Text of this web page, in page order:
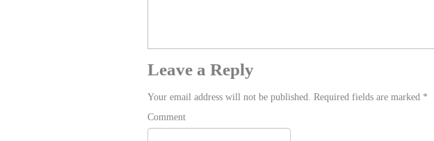
Leave a Reply
Your email address will not be published. Required fields are marked *
Comment